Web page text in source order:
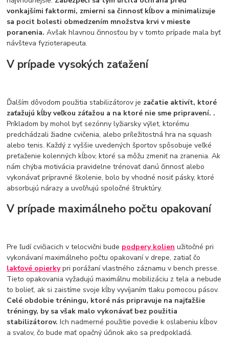
vonkajšími faktormi, zmierni sa činnosť kĺbov a minimalizuje
sa pocit bolesti obmedzením množstva krvi v mieste
poranenia.Avšak hlavnou činnosťou by v tomto prípade mala byť
návšteva fyzioterapeuta.
V prípade vysokých zaťažení
Ďalším dôvodom použitia stabilizátorov je začatie aktivít, ktoré
zaťažujú kĺby veľkou záťažou a na ktoré nie sme pripravení. .
Príkladom by mohol byť sezónny lyžiarsky výlet, ktorému
predchádzali žiadne cvičenia, alebo príležitostná hra na squash
alebo tenis. Každý z vyššie uvedených športov spôsobuje veľké
preťaženie kolenných kĺbov, ktoré sa môžu zmeniť na zranenia. Ak
nám chýba motivácia pravidelne trénovať danú činnosť alebo
vykonávať prípravné školenie, bolo by vhodné nosiť pásky, ktoré
absorbujú nárazy a uvoľňujú spoločné štruktúry.
V prípade maximálneho počtu opakovaní
Pre ľudí cvičiacich v telocvični bude podpery kolien užitočné pri
vykonávaní maximálneho počtu opakovaní v drepe, zatiaľ čo
lakťové opierkypri porážaní vlastného záznamu v bench presse.
Tieto opakovania vyžadujú maximálnu mobilizáciu z tela a nebude
to bolieť, ak si zaistíme svoje kĺby vyvíjaním tlaku pomocou pásov.
Celé obdobie tréningu, ktoré nás pripravuje na najťažšie
tréningy, by sa však malo vykonávať bez použitia
stabilizátorov.Ich nadmerné použitie povedie k oslabeniu kĺbov
a svalov, čo bude mať opačný účinok ako sa predpokladá.